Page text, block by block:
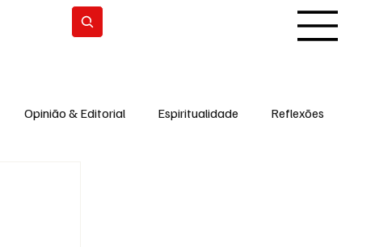
Opinião & Editorial Espiritualidade Reflexões